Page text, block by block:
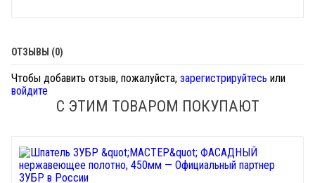
ОТЗЫВЫ (0)
Чтобы добавить отзыв, пожалуйста, зарегистрируйтесь или
войдите
С ЭТИМ ТОВАРОМ ПОКУПАЮТ